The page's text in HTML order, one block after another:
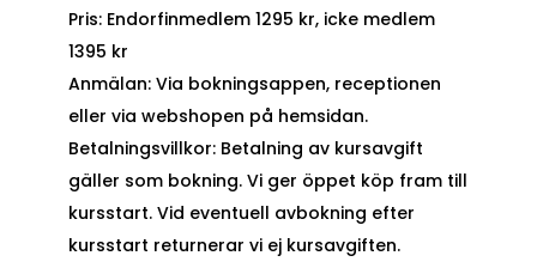
Pris: Endorfinmedlem 1295 kr, icke medlem
1395 kr
Anmälan: Via bokningsappen, receptionen
eller via webshopen på hemsidan.
Betalningsvillkor:Betalning av kursavgift
gäller som bokning. Vi ger öppet köp fram till
kursstart. Vid eventuell avbokning efter
kursstart returnerar vi ej kursavgiften.